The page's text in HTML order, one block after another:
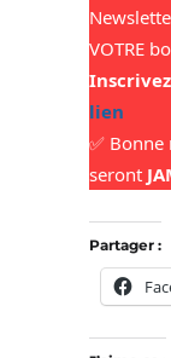
VOTRE
lien
✅
seront
Partager :